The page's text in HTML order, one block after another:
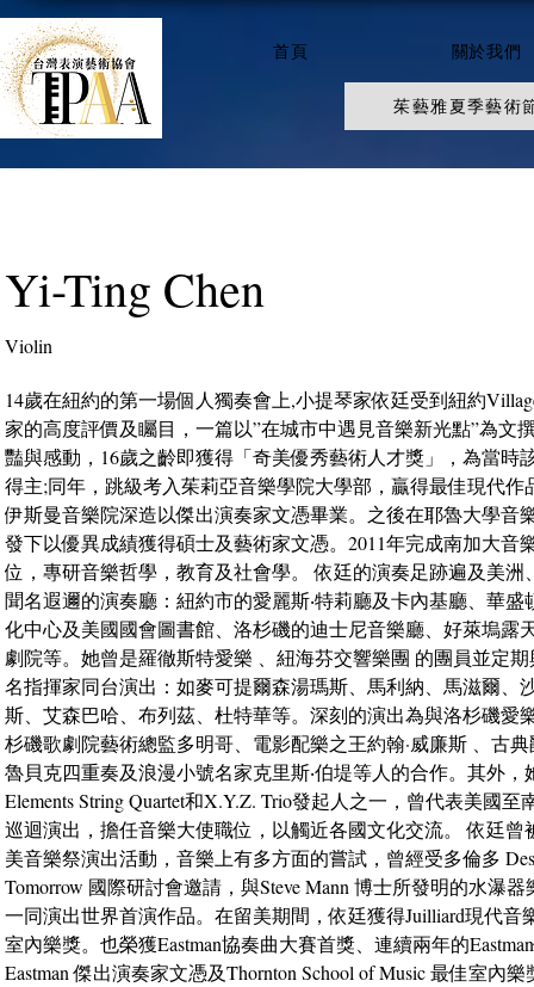
首頁 關於我們
茱藝雅夏季藝術
Yi-Ting Chen
Violin
14歲在紐約的第一場個人獨奏會上,小提琴家依廷受到紐約
家的高度評價及矚目，一篇以”在城市中遇見音樂新光點”為文
豔與感動，16歲之齡即獲得「奇美優秀藝術人才獎」，為當時
得主;同年，跳級考入茱莉亞音樂學院大學部，贏得最佳現代作
伊斯曼音樂院深造以傑出演奏家文憑畢業。之後在耶魯大學音
發下以優異成績獲得碩士及藝術家文憑。2011年完成南加大音
位，專研音樂哲學，教育及社會學。 依廷的演奏足跡遍及美洲
聞名遐邇的演奏廳：紐約市的愛麗斯‧特莉廳及卡內基廳、華盛
化中心及美國國會圖書館、洛杉磯的迪士尼音樂廳、好萊塢露
劇院等。她曾是羅徹斯特愛樂 、紐海芬交響樂團 的團員並定
名指揮家同台演出：如麥可提爾森湯瑪斯、馬利納、馬滋爾、
斯、艾森巴哈、布列茲、杜特華等。深刻的演出為與洛杉磯愛
杉磯歌劇院藝術總監多明哥、電影配樂之王約翰·威廉斯 、古典
魯貝克四重奏及浪漫小號名家克里斯‧伯堤等人的合作。其外，
Elements String Quartet和X.Y.Z. Trio發起人之一，曾代表美國
巡迴演出，擔任音樂大使職位，以觸近各國文化交流。 依廷曾
美音樂祭演出活動，音樂上有多方面的嘗試，曾經受多倫多
Tomorrow 國際研討會邀請，與Steve Mann 博士所發明的水瀑器
一同演出世界首演作品。在留美期間，依廷獲得Juilliard現代音
室內樂獎。也榮獲Eastman協奏曲大賽首獎、連續兩年的
Eastman 傑出演奏家文憑及Thornton School of Music 最佳室內